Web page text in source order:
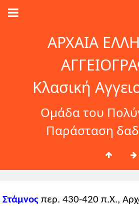
ΑΡΧΑΙΑ
Κλασική
Ομάδα του
Παράσταση
Στάμνος περ. 430-420 π.Χ.,